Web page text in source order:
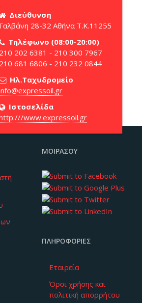
Διεύθυνση
Γαλβάνη 28-32 Αθήνα Τ.Κ.11255
Τηλέφωνο (08:00-20:00)
210 202 6381 - 210 300 7967
210 681 6806 - 210 232 0844
Ηλ.Ταχυδρομείο
Ιστοσελίδα
www.expressoil.gr
ΜΟΙΡΆΣΟΥ
ΠΛΗΡΟΦΟΡΊΕΣ
Εταιρεία
Όροι χρήσης και
πολιτική απορρήτου